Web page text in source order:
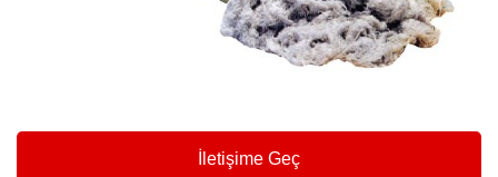
İletişime Geç